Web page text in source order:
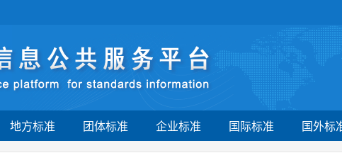
地方标准 团体标准 企业标准 国际标准 国外标